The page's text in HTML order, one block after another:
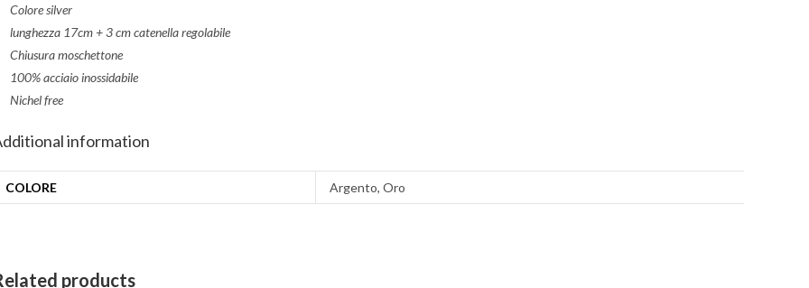
Colore silver
lunghezza 17cm + 3 cm catenella regolabile
Chiusura moschettone
100% acciaio inossidabile
Nichel free
information
COLORE Argento, Oro
products